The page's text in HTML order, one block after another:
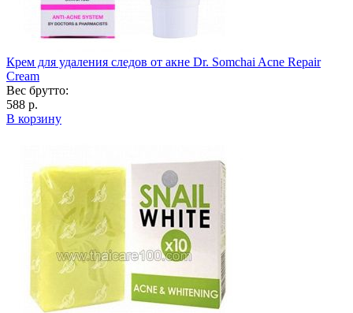
Крем для удаления следов от акне Dr. Somchai Acne Repair
Cream
Вес брутто:
588 р.
В корзину